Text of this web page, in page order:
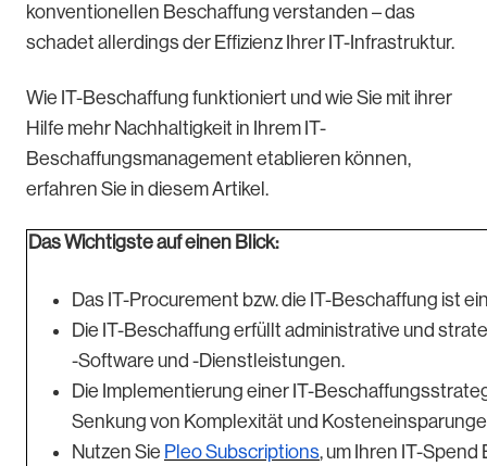
konventionellen Beschaffung verstanden – das
schadet allerdings der Effizienz Ihrer IT-Infrastruktur.
Wie IT-Beschaffung funktioniert und wie Sie mit ihrer
Hilfe mehr Nachhaltigkeit in Ihrem IT-
Beschaffungsmanagement etablieren können,
erfahren Sie in diesem Artikel.
Das Wichtigste auf einen Blick:
Das IT-Procurement bzw. die IT-Beschaffung ist
Die IT-Beschaffung erfüllt administrative und
-Software und -Dienstleistungen.
Die Implementierung einer IT-
Senkung von Komplexität und
Nutzen Sie Pleo Subscriptions, um Ihren IT-Spend